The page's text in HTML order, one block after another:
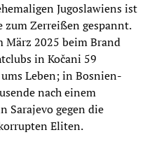
Jugoslawiens ist
zum Zerreißen gespannt.
2025 beim Brand
in Kočani 59
Leben; in Bosnien-
nach einem
Sarajevo gegen die
Eliten.